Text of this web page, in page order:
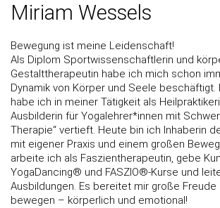
Miriam Wessels
Bewegung ist meine Leidenschaft!
Als Diplom Sportwissenschaftlerin und
Gestalttherapeutin habe ich mich schon
Dynamik von Körper und Seele
habe ich in meiner Tätigkeit als
Ausbilderin für Yogalehrer*innen mit
Therapie“ vertieft. Heute bin ich Inhaberin
mit eigener Praxis und einem großen
arbeite ich als Faszientherapeutin, gebe
YogaDancing® und FASZIO®-Kurse und
Ausbildungen. Es bereitet mir große Freude
bewegen – körperlich und emotional!